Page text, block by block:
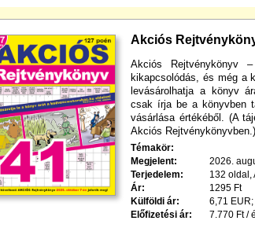
Akciós
Akciós Rejtvénykönyv
kikapcsolódás, és még a
levásárolhatja a könyv
csak írja be a könyvben
vásárlása értékéből. (A
Akciós Rejtvénykönyvben.)
Témakör:
Megjelent:
2026.
Terjedelem:
132 oldal,
Ár:
1295 Ft
Külföldi ár:
6,71
Előfizetési ár:
7.770 Ft /